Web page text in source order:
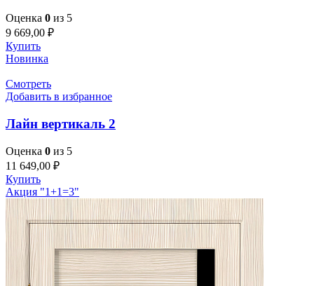
Оценка 0 из 5
9 669,00 ₽
Купить
Новинка
Смотреть
Добавить в избранное
Лайн вертикаль 2
Оценка 0 из 5
11 649,00 ₽
Купить
Акция "1+1=3"